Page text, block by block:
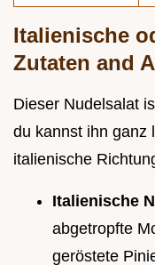
Italienische
Zutaten and
Dieser Nudelsalat
du kannst ihn ganz
italienische
Italienische
abgetropfte
geröstete